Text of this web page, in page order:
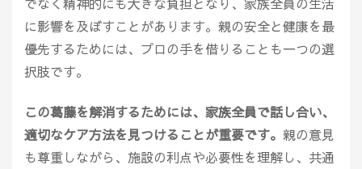
に影響を及ぼすことがあります。親の安全と健康を最
優先するためには、プロの手を借りることも一つの選
択肢です。
この葛藤を解消するためには、家族全員で話し合い、
適切なケア方法を見つけることが重要です。 親の意見
も尊重しながら、施設の利点や必要性を理解し、共通